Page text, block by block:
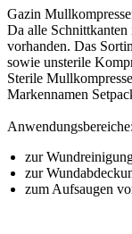
Gazin
Da alle Schnittkanten
vorhanden. Das
sowie unsterile
Sterile
Markennamen
Anwendungsbereiche:
zur
zur
zum Aufsaugen